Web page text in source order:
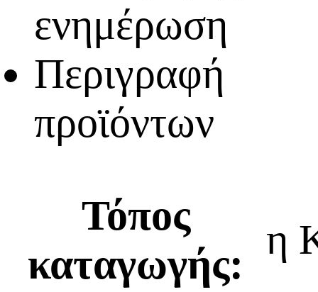
ενημέρωση
Περιγραφή
προϊόντων
Τόπος
καταγωγής:
η